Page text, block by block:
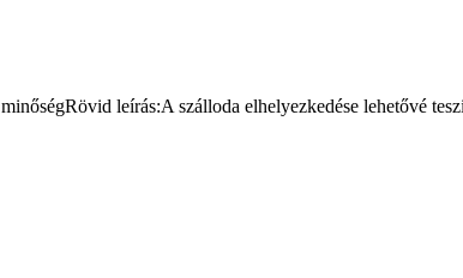
leírás:A szálloda elhelyezkedése lehetővé